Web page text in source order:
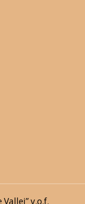
v.o.f.